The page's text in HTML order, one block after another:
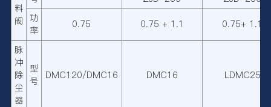
料
阀
功
率
0.75 0.75 + 1.1 0.75+ 1.1
脉
冲
除
尘
器
型
号
DMC120/DMC16 DMC16 LDMC25